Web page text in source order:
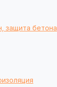
защита бетона